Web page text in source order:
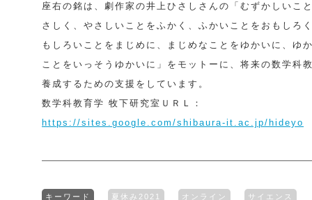
座右の銘は、劇作家の井上ひさしさんの「むずかしいこ
さしく、やさしいことをふかく、ふかいことをおもしろ
もしろいことをまじめに、まじめなことをゆかいに、ゆ
ことをいっそうゆかいに」をモットーに、将来の数学科
養成するための支援をしています。
数学科教育学 牧下研究室ＵＲＬ：
https://sites.google.com/shibaura-it.ac.jp/hideyo
キーワード 夏休み2021 オンライン サイエンス